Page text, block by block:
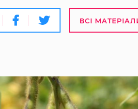
ВСІ